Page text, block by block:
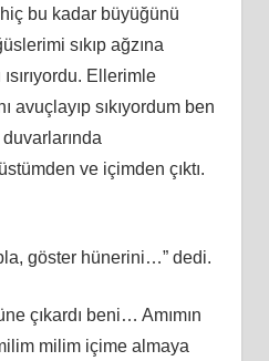
bu kadar büyüğünü
sıkıp ağzına
Ellerimle
avuçlayıp sıkıyordum ben
ve içimden çıktı.
göster hünerini…” dedi.
çıkardı beni… Amımın
milim içime almaya